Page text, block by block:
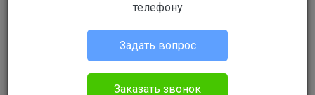
телефону
Задать вопрос
Заказать звонок